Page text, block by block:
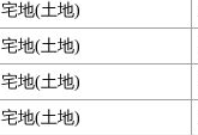
宅地(土地)
宅地(土地)
宅地(土地)
宅地(土地)